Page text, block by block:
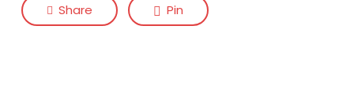
Share Pin